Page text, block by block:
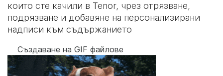
които сте качили в Tenor, чрез отрязване,
подрязване и добавяне на персонализирани
надписи към съдържанието
Създаване на GIF файлове